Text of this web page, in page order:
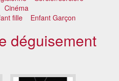
Cinéma
fille Enfant Garçon
déguisement